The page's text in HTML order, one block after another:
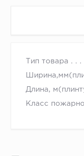
Тип товара
Длина,
Класс